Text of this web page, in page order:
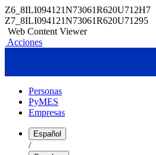
Z6_8ILI094121N73061R620U712H7
Z7_8ILI094121N73061R620U71295
Web Content Viewer
Acciones
Personas
PyMES
Empresas
Español
/